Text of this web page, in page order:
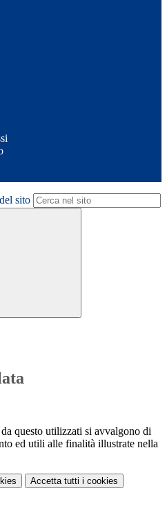
sito
questo utilizzati si avvalgono di
ed utili alle finalità illustrate nella
Accetta tutti i cookies